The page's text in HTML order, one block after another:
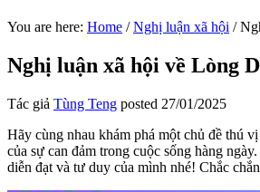
You are here: Home / Nghị luận xã hội /
Nghị luận xã hội về Lòng
Tác giả Tùng Teng posted 27/01/2025
Hãy cùng nhau khám phá một chủ đề thú
của sự can đảm trong cuộc sống hàng ngày.
diễn đạt và tư duy của mình nhé! Chắc